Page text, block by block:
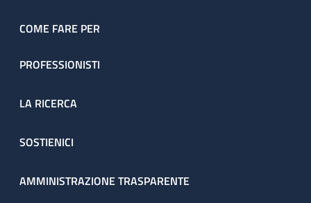
COME FARE PER
PROFESSIONISTI
LA RICERCA
SOSTIENICI
AMMINISTRAZIONE TRASPARENTE